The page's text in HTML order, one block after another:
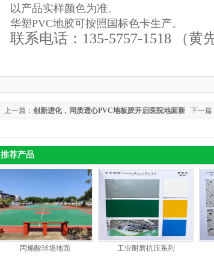
以产品实样颜色为准。
华塑PVC地胶可按照国标色卡生产。
联系电话：135-5757-1518 （黄
下一篇
上一篇： 创新进化，同质透心PVC地板胶开启医院地面新
推荐产品
丙烯酸球场地面 工业耐磨抗压系列